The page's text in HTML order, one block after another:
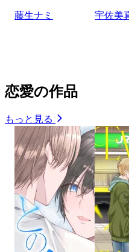
藤生ナミ 宇佐美
恋愛の作品
もっと見る